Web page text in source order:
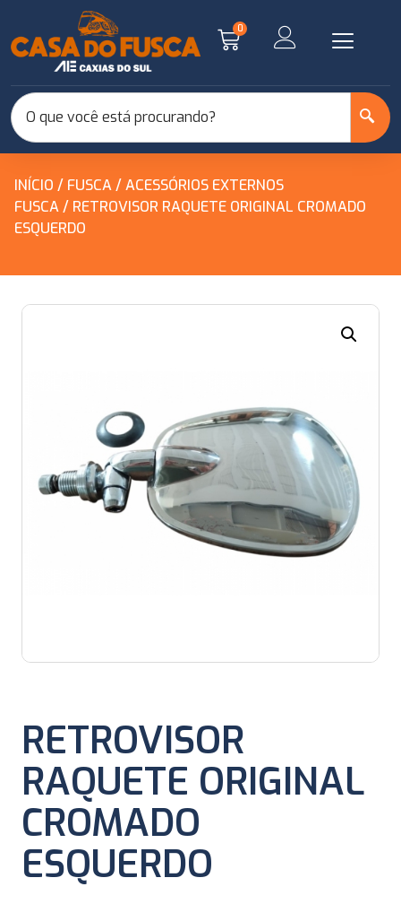
0
INÍCIO / FUSCA/ACESSÓRIOS EXTERNOS
FUSCA/ RETROVISOR RAQUETE ORIGINAL CROMADO
ESQUERDO
RETROVISOR
RAQUETE ORIGINAL
CROMADO
ESQUERDO